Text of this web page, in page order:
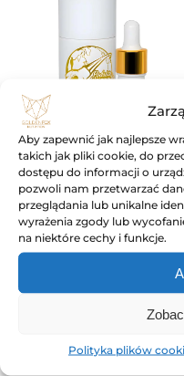
Aby zapewnić jak najlepsze
takich jak pliki cookie, do
dostępu do informacji o
pozwoli nam przetwarzać
przeglądania lub unikalne
wyrażenia zgody lub
na niektóre cechy i funkcje.
Polityka plików
Olejek Golden Fox
Podróże Wojownika
1000+ / 10ml
CBD+CBG
149,00ZŁ